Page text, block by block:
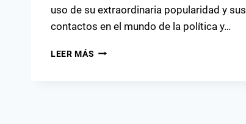
uso de su extraordinaria popularidad y sus
contactos en el mundo de la política y…
LEER MÁS IGNACY